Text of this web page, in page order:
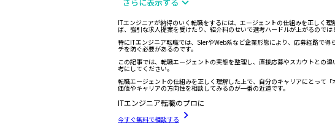
ITエンジニアが納得のいく転職をするには、エージェントの仕組みを正しく
ば、強引な求人提案を受けたり、紹介料のせいで選考ハードルが上がるのでは
特にITエンジニア転職では、SIerやWeb系など企業形態により、応募経路で
チを防ぐ必要があるのです。
この記事では、転職エージェントの実態を整理し、直接応募やスカウトとの
考にしてください。
転職エージェントの仕組みを正しく理解した上で、自分のキャリアにとって
価値やキャリアの方向性を相談してみるのが一番の近道です。
ITエンジニア転職のプロに
今すぐ無料で相談する